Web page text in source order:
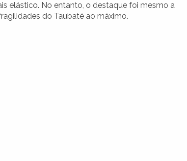
elástico. No entanto, o destaque foi mesmo a
do Taubaté ao máximo.